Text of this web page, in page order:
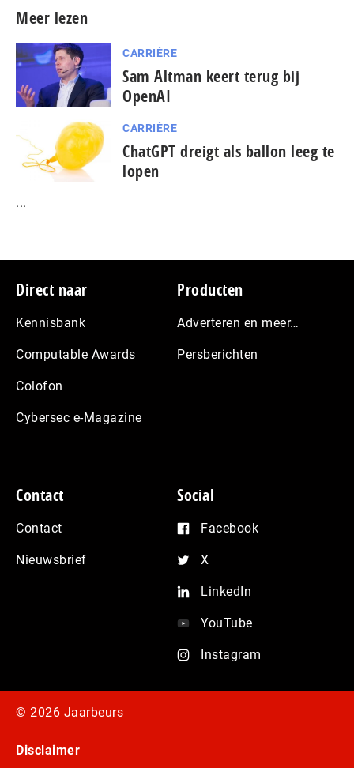
Meer lezen
CARRIÈRE
Sam Altman keert terug bij
OpenAI
CARRIÈRE
ChatGPT dreigt als ballon leeg te
lopen
...
Footer
Direct naar
Kennisbank
Computable Awards
Colofon
Cybersec e-Magazine
Producten
Adverteren en meer…
Persberichten
Contact
Contact
Nieuwsbrief
Social
Facebook
X
LinkedIn
YouTube
Instagram
© 2026 Jaarbeurs
Disclaimer